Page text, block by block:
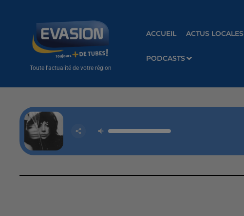
Toute l'actualité de votre région
ACCUEIL ACTUS LOCALES
PODCASTS